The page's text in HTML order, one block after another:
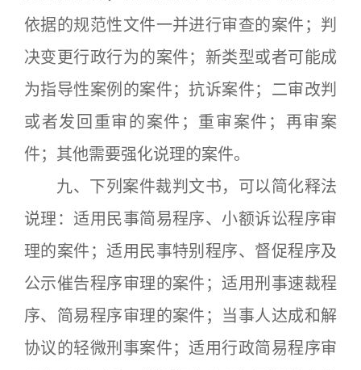
依据的规范性文件一并进行审查的案件；判
决变更行政行为的案件；新类型或者可能成
为指导性案例的案件；抗诉案件；二审改判
或者发回重审的案件；重审案件；再审案
件；其他需要强化说理的案件。
九、下列案件裁判文书，可以简化释法
说理：适用民事简易程序、小额诉讼程序审
理的案件；适用民事特别程序、督促程序及
公示催告程序审理的案件；适用刑事速裁程
序、简易程序审理的案件；当事人达成和解
协议的轻微刑事案件；适用行政简易程序审